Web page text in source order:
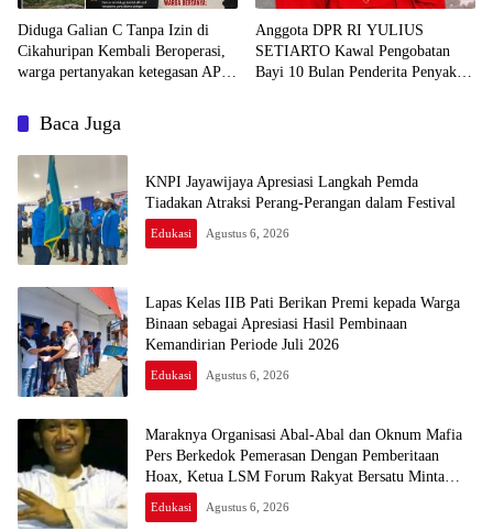
Diduga Galian C Tanpa Izin di
Cikahuripan Kembali Beroperasi,
warga pertanyakan ketegasan APH
Anggota DPR RI YULIUS
SETIARTO Kawal Pengobatan
Bayi 10 Bulan Penderita Penyakit
Baca Juga
KNPI Jayawijaya Apresiasi Langkah Pemda
Tiadakan Atraksi Perang-Perangan dalam Festival
Edukasi Agustus 6, 2026
Lapas Kelas IIB Pati Berikan Premi kepada Warga
Binaan sebagai Apresiasi Hasil Pembinaan
Kemandirian Periode Juli 2026
Edukasi Agustus 6, 2026
Maraknya Organisasi Abal-Abal dan Oknum Mafia
Pers Berkedok Pemerasan Dengan Pemberitaan
Hoax, Ketua LSM Forum Rakyat Bersatu Minta
Aparat Bertindak
Edukasi Agustus 6, 2026